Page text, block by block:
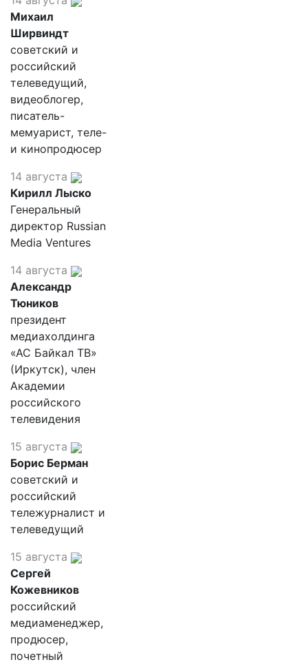
Михаил
Ширвиндт
советский и
российский
телеведущий,
видеоблогер,
писатель-
мемуарист, теле-
и кинопродюсер
14 августа
Кирилл Лыско
Генеральный
директор Russian
Media Ventures
14 августа
Александр
Тюников
президент
медиахолдинга
«АС Байкал ТВ»
(Иркутск), член
Академии
российского
телевидения
15 августа
Борис Берман
советский и
российский
тележурналист и
телеведущий
15 августа
Сергей
Кожевников
российский
медиаменеджер,
продюсер,
почетный